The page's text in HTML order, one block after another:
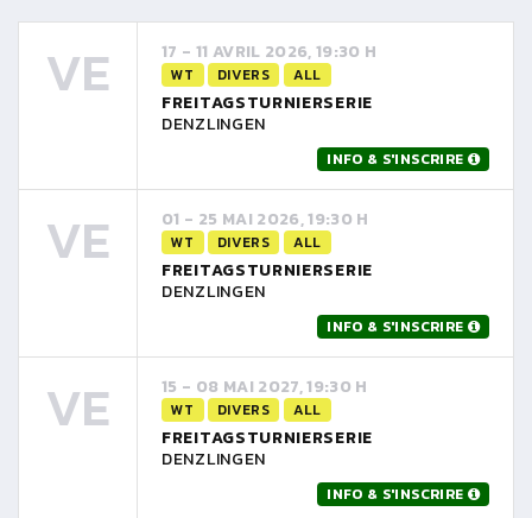
VE 17 - 11 AVRIL 2026, 19:30 H
WT DIVERS ALL
FREITAGSTURNIERSERIE
DENZLINGEN
INFO & S'INSCRIRE
VE 01 - 25 MAI 2026, 19:30 H
WT DIVERS ALL
FREITAGSTURNIERSERIE
DENZLINGEN
INFO & S'INSCRIRE
VE 15 - 08 MAI 2027, 19:30 H
WT DIVERS ALL
FREITAGSTURNIERSERIE
DENZLINGEN
INFO & S'INSCRIRE